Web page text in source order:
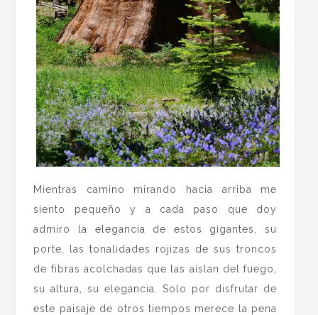
Mientras camino mirando hacia arriba me
siento pequeño y a cada paso que doy
admiro la elegancia de estos gigantes, su
porte, las tonalidades rojizas de sus troncos
de fibras acolchadas que las aíslan del fuego,
su altura, su elegancia. Solo por disfrutar de
este paisaje de otros tiempos merece la pena